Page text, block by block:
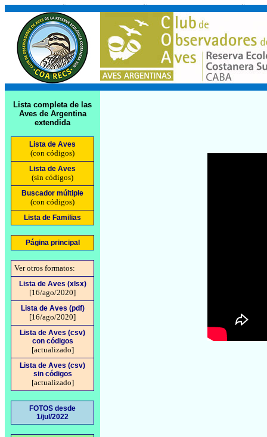
Lista completa de las
Aves de Argentina
extendida
Lista de Aves
(con códigos)
Lista de Aves
(sin códigos)
Buscador múltiple
(con códigos)
Lista de Familias
Página principal
Ver otros formatos:
Lista de Aves (xlsx)
[16/ago/2020]
Lista de Aves (pdf)
[16/ago/2020]
Lista de Aves (csv)
con códigos
[actualizado]
Lista de Aves (csv)
sin códigos
[actualizado]
FOTOS desde
1/jul/2022